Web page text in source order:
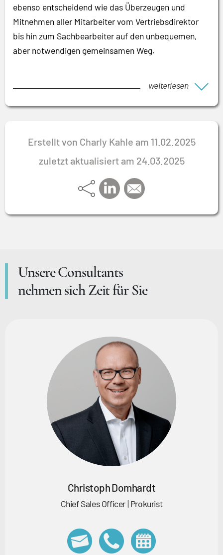
ebenso entscheidend wie das Überzeugen und
Mitnehmen aller Mitarbeiter vom Vertriebsdirektor
bis hin zum Sachbearbeiter auf den unbequemen,
aber notwendigen gemeinsamen Weg.
weiterlesen
Erstellt von Charly Kahle am 11.02.2025
zuletzt aktualisiert am 24.03.2025
Unsere Consultants
nehmen sich Zeit für Sie
Christoph Domhardt
Chief Sales Officer | Prokurist